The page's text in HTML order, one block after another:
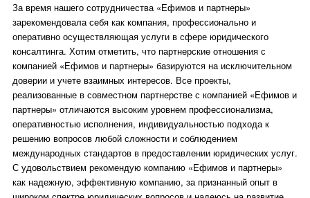
За время нашего сотрудничества «Ефимов и партнеры»
зарекомендовала себя как компания, профессионально и
оперативно осуществляющая услуги в сфере юридического
консалтинга. Хотим отметить, что партнерские отношения с
компанией «Ефимов и партнеры» базируются на исключительном
доверии и учете взаимных интересов. Все проекты,
реализованные в совместном партнерстве с компанией «Ефимов и
партнеры» отличаются высоким уровнем профессионализма,
оперативностью исполнения, индивидуальностью подхода к
решению вопросов любой сложности и соблюдением
международных стандартов в предоставлении юридических услуг.
С удовольствием рекомендую компанию «Ефимов и партнеры»
как надежную, эффективную компанию, за признанный опыт в